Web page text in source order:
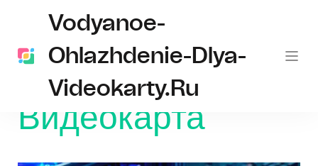
Vodyanoe-
Ohlazhdenie-Dlya-
Videokarty.ru
Главная Видеокарта
Видеокарта